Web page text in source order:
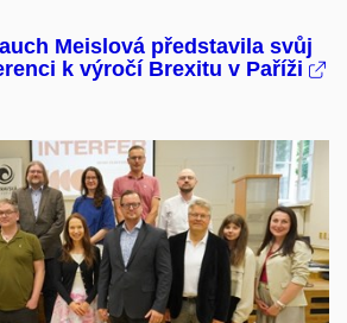
Meislová představila svůj
k výročí Brexitu v Paříži